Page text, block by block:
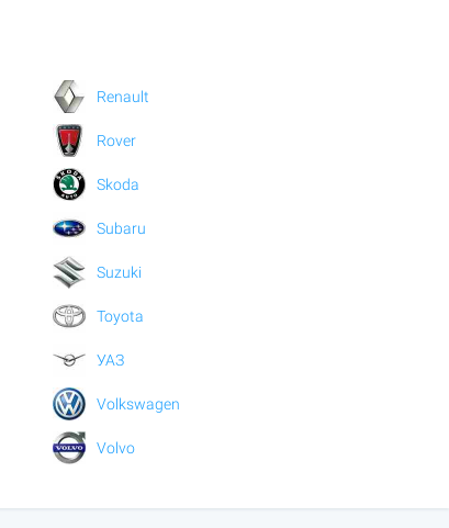
Renault
Rover
Skoda
Subaru
Suzuki
Toyota
УАЗ
Volkswagen
Volvo